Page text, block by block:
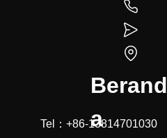
Berand
a
Tel：+86-13814701030